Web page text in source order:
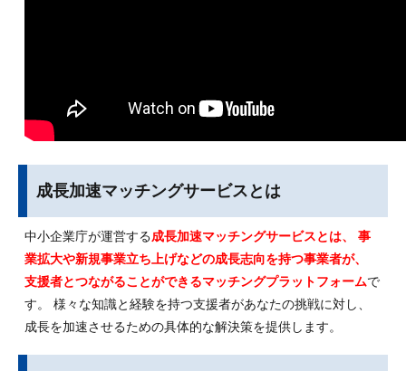
成長加速マッチングサービスとは
中小企業庁が運営する成長加速マッチングサービスとは、 事
業拡大や新規事業立ち上げなどの成長志向を持つ事業者が、
支援者とつながることができるマッチングプラットフォームで
す。 様々な知識と経験を持つ支援者があなたの挑戦に対し、
成長を加速させるための具体的な解決策を提供します。